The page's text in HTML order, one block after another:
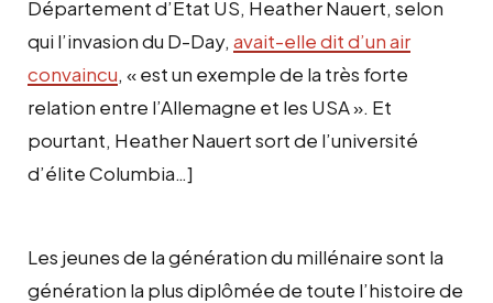
Département d’État US, Heather Nauert, selon
qui l’invasion du D-Day, avait-elle dit d’un air
convaincu, « est un exemple de la très forte
relation entre l’Allemagne et les USA ». Et
pourtant, Heather Nauert sort de l’université
d’élite Columbia…]
Les jeunes de la génération du millénaire sont la
génération la plus diplômée de toute l’histoire de